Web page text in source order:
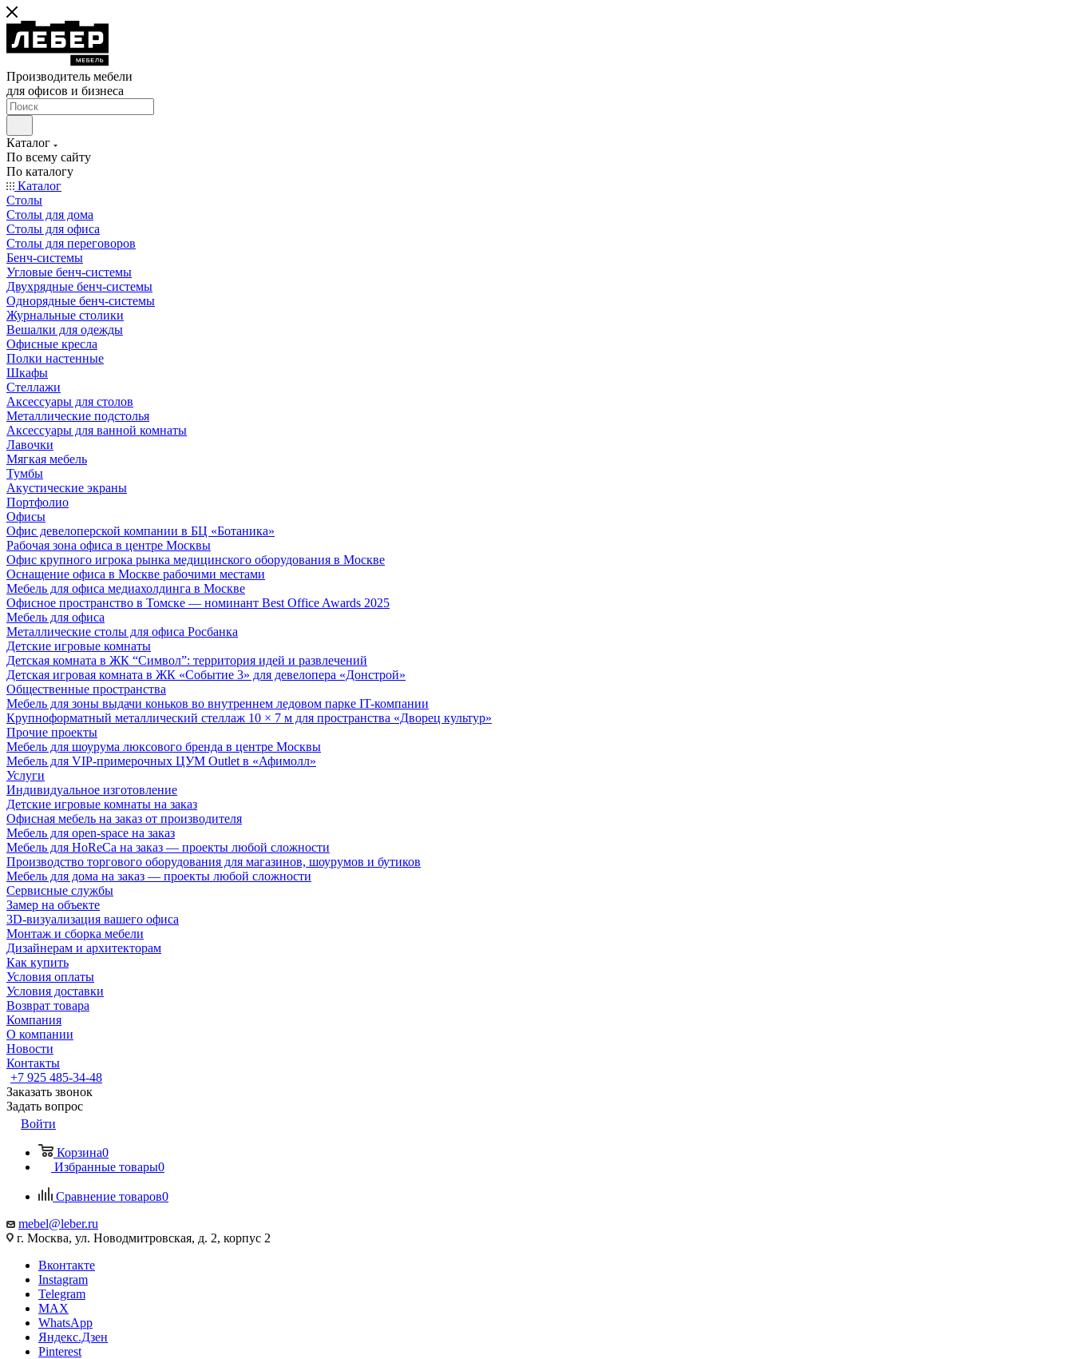
Производитель мебели
для офисов и бизнеса
Каталог
По всему сайту
По каталогу
Каталог
Столы
Столы для дома
Столы для офиса
Столы для переговоров
Бенч-системы
Угловые бенч-системы
Двухрядные бенч-системы
Однорядные бенч-системы
Журнальные столики
Вешалки для одежды
Офисные кресла
Полки настенные
Шкафы
Стеллажи
Аксессуары для столов
Металлические подстолья
Аксессуары для ванной комнаты
Лавочки
Мягкая мебель
Тумбы
Акустические экраны
Портфолио
Офисы
Офис девелоперской компании в БЦ «Ботаника»
Рабочая зона офиса в центре Москвы
Офис крупного игрока рынка медицинского оборудования в Москве
Оснащение офиса в Москве рабочими местами
Мебель для офиса медиахолдинга в Москве
Офисное пространство в Томске — номинант Best Office Awards 2025
Мебель для офиса
Металлические столы для офиса Росбанка
Детские игровые комнаты
Детская комната в ЖК “Символ”: территория идей и развлечений
Детская игровая комната в ЖК «Событие 3» для девелопера «Донстрой»
Общественные пространства
Мебель для зоны выдачи коньков во внутреннем ледовом парке IT-компании
Крупноформатный металлический стеллаж 10 × 7 м для пространства «Дворец культур»
Прочие проекты
Мебель для шоурума люксового бренда в центре Москвы
Мебель для VIP-примерочных ЦУМ Outlet в «Афимолл»
Услуги
Индивидуальное изготовление
Детские игровые комнаты на заказ
Офисная мебель на заказ от производителя
Мебель для open-space на заказ
Мебель для HoReCa на заказ — проекты любой сложности
Производство торгового оборудования для магазинов, шоурумов и бутиков
Мебель для дома на заказ — проекты любой сложности
Сервисные службы
Замер на объекте
3D-визуализация вашего офиса
Монтаж и сборка мебели
Дизайнерам и архитекторам
Как купить
Условия оплаты
Условия доставки
Возврат товара
Компания
О компании
Новости
Контакты
+7 925 485-34-48
Заказать звонок
Задать вопрос
Войти
Корзина0
Избранные товары0
Сравнение товаров0
mebel@leber.ru
г. Москва, ул. Новодмитровская, д. 2, корпус 2
Вконтакте
Instagram
Telegram
MAX
WhatsApp
Яндекс.Дзен
Pinterest